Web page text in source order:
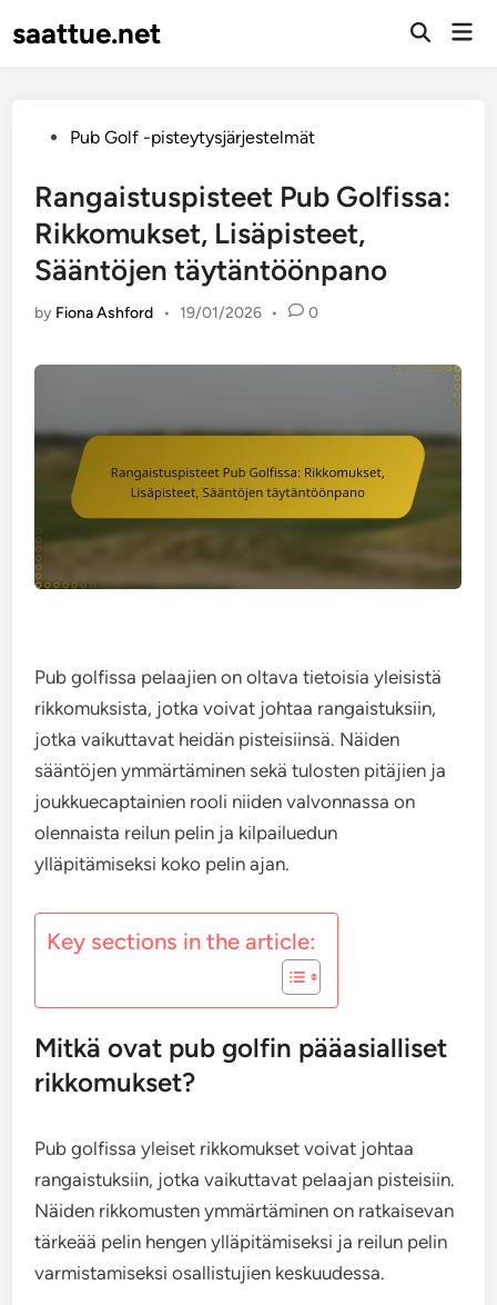
tosaattue.net
Open
PostedPub Golf -pisteytysjärjestelmät
Rangaistuspisteet Pub Golfissa:
Rikkomukset, Lisäpisteet,
Sääntöjen täytäntöönpano
by Fiona Ashford • 19/01/2026 • 0
Pub golfissa pelaajien on oltava tietoisia yleisistä
rikkomuksista, jotka voivat johtaa rangaistuksiin,
jotka vaikuttavat heidän pisteisiinsä. Näiden
sääntöjen ymmärtäminen sekä tulosten pitäjien ja
joukkuecaptainien rooli niiden valvonnassa on
olennaista reilun pelin ja kilpailuedun
ylläpitämiseksi koko pelin ajan.
Key sections in the article:
Mitkä ovat pub golfin pääasialliset
rikkomukset?
Pub golfissa yleiset rikkomukset voivat johtaa
rangaistuksiin, jotka vaikuttavat pelaajan pisteisiin.
Näiden rikkomusten ymmärtäminen on ratkaisevan
tärkeää pelin hengen ylläpitämiseksi ja reilun pelin
varmistamiseksi osallistujien keskuudessa.